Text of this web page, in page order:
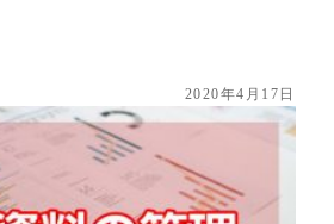
2020年4月17日